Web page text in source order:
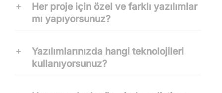
Her proje için özel ve farklı yazılımlar
mı yapıyorsunuz?
Yazılımlarınızda hangi teknolojileri
kullanıyorsunuz?